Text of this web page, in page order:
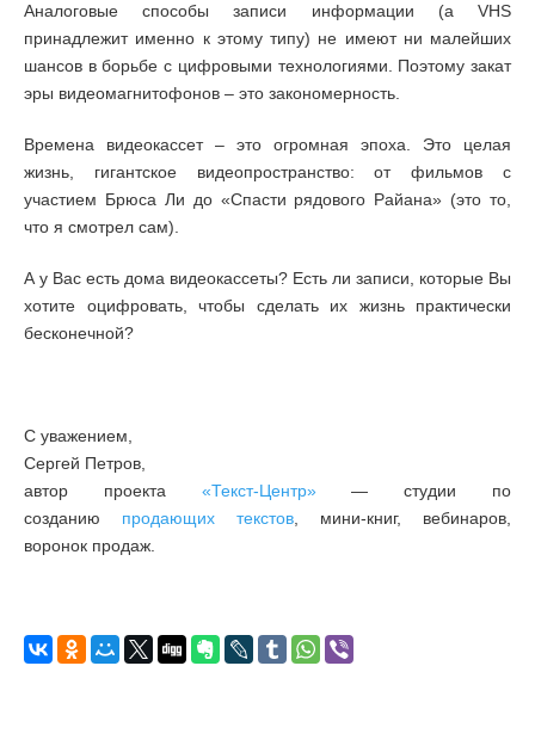
Аналоговые способы записи информации (а VHS
принадлежит именно к этому типу) не имеют ни малейших
шансов в борьбе с цифровыми технологиями. Поэтому закат
эры видеомагнитофонов – это закономерность.
Времена видеокассет – это огромная эпоха. Это целая
жизнь, гигантское видеопространство: от фильмов с
участием Брюса Ли до «Спасти рядового Райана» (это то,
что я смотрел сам).
А у Вас есть дома видеокассеты? Есть ли записи, которые Вы
хотите оцифровать, чтобы сделать их жизнь практически
бесконечной?
С уважением,
Сергей Петров,
автор проекта «Текст-Центр»— студии по
созданию продающих текстов , мини-книг, вебинаров,
воронок продаж.